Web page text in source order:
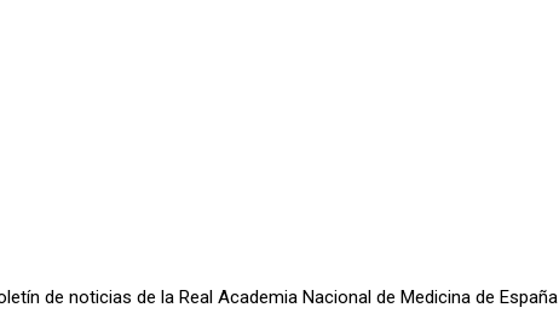
de noticias de la Real Academia Nacional de Medicina de España